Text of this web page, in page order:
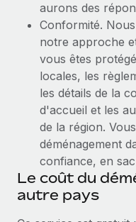
aurons des
Conformité.
notre approche
vous êtes
locales, les
les détails de la
d'accueil et les
de la région.
déménagement
confiance, en
Le coût du
autre pays